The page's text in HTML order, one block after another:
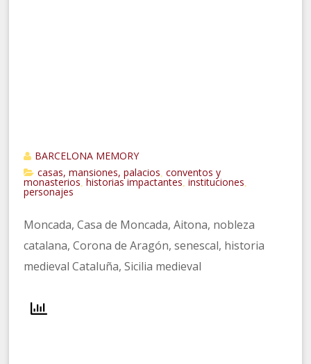
BARCELONA MEMORY
casas, mansiones, palacios
,conventos y
monasterios historias impactantes ,instituciones
personajes
Moncada, Casa de Moncada, Aitona, nobleza
catalana, Corona de Aragón, senescal, historia
medieval Cataluña, Sicilia medieval